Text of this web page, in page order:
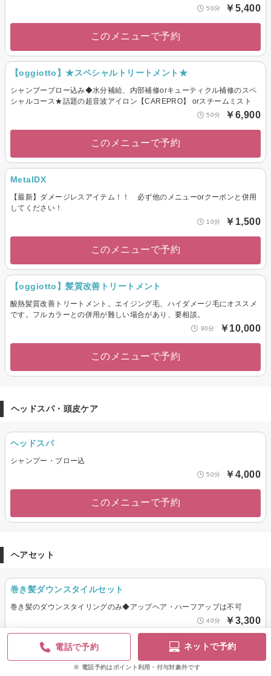
50分 ￥5,400
このメニューで予約
【oggiotto】★スペシャルトリートメント★
シャンプーブロー込み◆水分補給、内部補修orキューティクル補修のスペ
シャルコース★話題の超音波アイロン【CAREPRO】 orスチームミスト
50分 ￥6,900
このメニューで予約
MetalDX
【最新】ダメージレスアイテム！！ 必ず他のメニューorクーポンと併用
してください！
10分 ￥1,500
このメニューで予約
【oggiotto】髪質改善トリートメント
酸熱髪質改善トリートメント。エイジング毛、ハイダメージ毛にオススメ
です。フルカラーとの併用が難しい場合があり、要相談。
90分 ￥10,000
このメニューで予約
ヘッドスパ・頭皮ケア
ヘッドスパ
シャンプー・ブロー込
50分 ￥4,000
このメニューで予約
ヘアセット
巻き髪ダウンスタイルセット
巻き髪のダウンスタイリングのみ◆アップヘア・ハーフアップは不可
40分 ￥3,300
このメニューで予約
電話で予約 ネットで予約
電話予約はポイント利用・付与対象外です